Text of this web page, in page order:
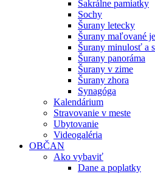
Sakrálne pamiatky
Sochy
Šurany letecky
Šurany maľované
Šurany minulosť a
Šurany panoráma
Šurany v zime
Šurany zhora
Synagóga
Kalendárium
Stravovanie v meste
Ubytovanie
Videogaléria
OBČAN
Ako vybaviť
Dane a poplatky